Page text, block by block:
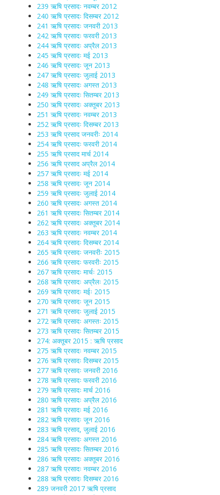
239 ऋषि प्रसादः नवम्बर 2012
240 ऋषि प्रसादः दिसम्बर 2012
241 ऋषि प्रसादः जनवरी 2013
242 ऋषि प्रसादः फरवरी 2013
244 ऋषि प्रसादः अप्रैल 2013
245 ऋषि प्रसादः मई 2013
246 ऋषि प्रसादः जून 2013
247 ऋषि प्रसादः जुलाई 2013
248 ऋषि प्रसादः अगस्त 2013
249 ऋषि प्रसादः सितम्बर 2013
250 ऋषि प्रसादः अक्तूबर 2013
251 ऋषि प्रसादः नवम्बर 2013
252 ऋषि प्रसादः दिसम्बर 2013
253 ऋषि प्रसाद जनवरीः 2014
254 ऋषि प्रसादः फरवरी 2014
255 ऋषि प्रसाद मार्च 2014
256 ऋषि प्रसाद अप्रैल 2014
257 ऋषि प्रसादः मई 2014
258 ऋषि प्रसादः जून 2014
259 ऋषि प्रसादः जुलाई 2014
260 ऋषि प्रसादः अगस्त 2014
261 ऋषि प्रसादः सितम्बर 2014
262 ऋषि प्रसादः अक्तूबर 2014
263 ऋषि प्रसादः नवम्बर 2014
264 ऋषि प्रसादः दिसम्बर 2014
265 ऋषि प्रसादः जनवरीः 2015
266 ऋषि प्रसादः फरवरीः 2015
267 ऋषि प्रसादः मार्चः 2015
268 ऋषि प्रसादः अप्रैलः 2015
269 ऋषि प्रसादः मईः 2015
270 ऋषि प्रसादः जून 2015
271 ऋषि प्रसादः जुलाई 2015
272 ऋषि प्रसादः अगस्तः 2015
273 ऋषि प्रसादः सितम्बर 2015
274: अक्तूबर 2015 : ऋषि प्रसाद
275 ऋषि प्रसादः नवम्बर 2015
276 ऋषि प्रसादः दिसम्बर 2015
277 ऋषि प्रसादः जनवरी 2016
278 ऋषि प्रसादः फरवरी 2016
279 ऋषि प्रसादः मार्च 2016
280 ऋषि प्रसादः अप्रैल 2016
281 ऋषि प्रसादः मई 2016
282 ऋषि प्रसादः जून 2016
283 ऋषि प्रसाद, जुलाई 2016
284 ऋषि प्रसादः अगस्त 2016
285 ऋषि प्रसादः सितम्बर 2016
286 ऋषि प्रसादः अक्तूबर 2016
287 ऋषि प्रसादः नवम्बर 2016
288 ऋषि प्रसादः दिसम्बर 2016
289 जनवरी 2017 ऋषि प्रसाद